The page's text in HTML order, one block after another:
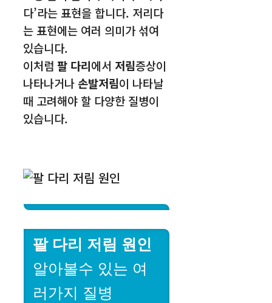
다’라는 표현을 합니다. 저리다
는 표현에는 여러 의미가 섞여
있습니다.
이처럼 팔 다리에서 저림증상이
나타나거나 손발저림이 나타날
때 고려해야 할 다양한 질병이
있습니다.
팔 다리 저림 원인
알아볼수 있는 여
러가지 질병